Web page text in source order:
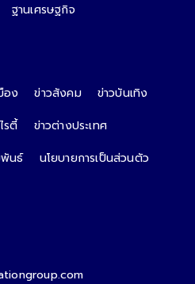
ฐานเศรษฐกิจ
อง ข่าวสังคม
ข่าวบันเทิง
รตี้
ข่าวต่างประเทศ
พันธ์ นโยบายการเป็นส่วนตัว